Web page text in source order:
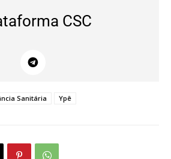
CSC
Sanitária Ypê